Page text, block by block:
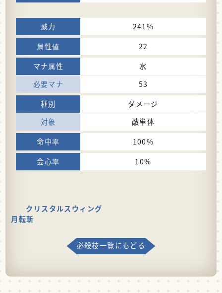
241%
22
水
53
ダメージ
敵単体
100%
10%
クリスタルスウィング
月転斬
必殺技一覧にもどる